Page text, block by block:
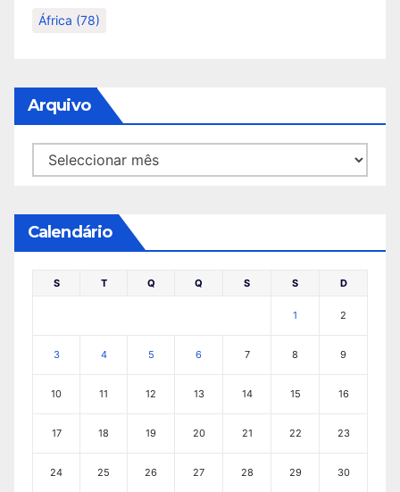
África (78)
Arquivo
Arquivo
Calendário
S T Q Q S S D
1 2
3 4 5 6 7 8 9
10 11 12 13 14 15 16
17 18 19 20 21 22 23
24 25 26 27 28 29 30